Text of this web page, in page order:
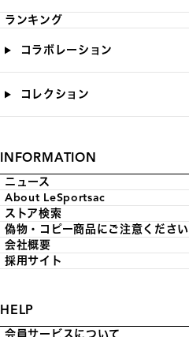
ランキング
コラボレーション
コレクション
INFORMATION
ニュース
About LeSportsac
ストア検索
偽物・コピー商品にご注意ください
会社概要
採用サイト
HELP